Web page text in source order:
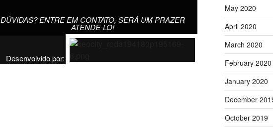
DÚVIDAS? ENTRE EM CONTATO, SERÁ UM PRAZER
ATENDE-LO!
Desenvolvido por:
May 2020
April 2020
March 2020
February 2020
January 2020
December
October 2019